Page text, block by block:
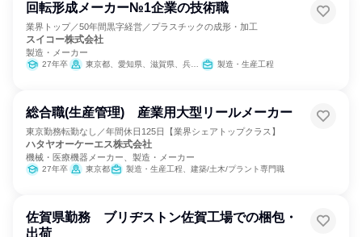
回転形成メーカー№1企業の技術職
業界トップ／50年間黒字経営／プラスチックの成形・加工
スイコー株式会社
製造・メーカー
27年卒 東京都、愛知県、滋賀県、兵庫県、熊本県 製造・生産工程
総合職(生産管理) 産業用大型リールメーカー
東京勤務転勤なし／年間休日125日【業界シェアトップクラス】
ハタヤオーケーエス株式会社
機械・医療機器メーカー、製造・メーカー
27年卒 東京都 製造・生産工程、建築/土木/プラント専門職
佐賀県勤務 ブリヂストン佐賀工場での梱包・
出荷